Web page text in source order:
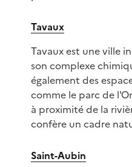
Tavaux
Tavaux est une ville
son complexe
également des
comme le parc de
à proximité de la
confère un cadre
Saint-Aubin